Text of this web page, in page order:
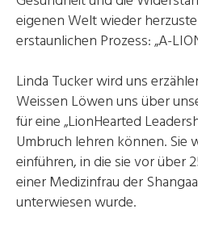
eigenen Welt wieder
erstaunlichen Prozess: „A-
Linda Tucker wird uns
Weissen Löwen uns über
für eine „LionHearted
Umbruch lehren können. Sie
einführen, in die sie vor über
einer Medizinfrau der
unterwiesen wurde.